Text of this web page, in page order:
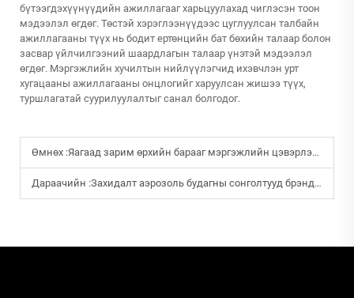
бүтээгдэхүүнүүдийн ажиллагааг харьцуулахад чиглэсэн тоон
мэдээлэл өгдөг. Төстэй хэрэглээнүүдээс цуглуулсан талбайн
ажиллагааны түүх нь бодит ертөнцийн бат бөхийн талаар болон
засвар үйлчилгээний шаардлагын талаар үнэтэй мэдээлэл
өгдөг. Мэргэжлийн хучилтын нийлүүлэгчид ихэвчлэн урт
хугацааны ажиллагааны онцлогийг харуулсан жишээ түүх,
туршлагатай суурилуулалтыг санал болгодог.
Өмнөх :Яагаад зарим өрхийн барааг мэргэжлийн цэвэрлэгээний үйлчилгээний компаниуд илүүд үздэг вэ?
Дараачийн :Захидалт аэрозоль будагны сонголтууд брэндийн бүрэлдэхүүнд хэрхэн нэмэр болох вэ?